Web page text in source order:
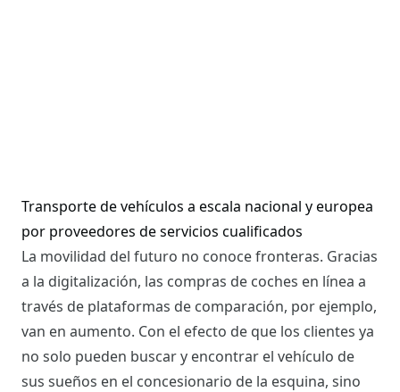
Transporte de vehículos a escala nacional y europea
por proveedores de servicios cualificados
La movilidad del futuro no conoce fronteras. Gracias
a la digitalización, las compras de coches en línea a
través de plataformas de comparación, por ejemplo,
van en aumento. Con el efecto de que los clientes ya
no solo pueden buscar y encontrar el vehículo de
sus sueños en el concesionario de la esquina, sino